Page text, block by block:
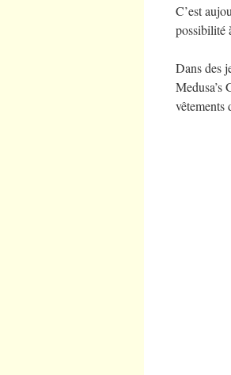
C’est
possibilité
Dans des
Medusa’s
vêtements